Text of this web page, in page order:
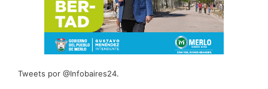
Tweets por @Infobaires24.